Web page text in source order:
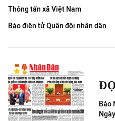
Thông tấn xã Việt Nam
Báo điện tử Quân đội nhân dân
Báo